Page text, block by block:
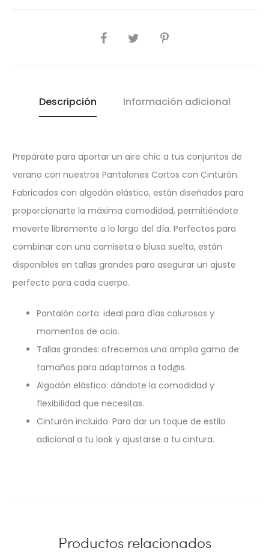
COMPARTIR
Descripción Información adicional
Prepárate para aportar un aire chic a tus conjuntos de
verano con nuestros Pantalones Cortos con Cinturón.
Fabricados con algodón elástico, están diseñados para
proporcionarte la máxima comodidad, permitiéndote
moverte libremente a lo largo del día. Perfectos para
combinar con una camiseta o blusa suelta, están
disponibles en tallas grandes para asegurar un ajuste
perfecto para cada cuerpo.
Pantalón corto: ideal para días calurosos y
momentos de ocio.
Tallas grandes: ofrecemos una amplia gama de
tamaños para adaptarnos a tod@s.
Algodón elástico: dándote la comodidad y
flexibilidad que necesitas.
Cinturón incluido: Para dar un toque de estilo
adicional a tu look y ajustarse a tu cintura.
Productos relacionados